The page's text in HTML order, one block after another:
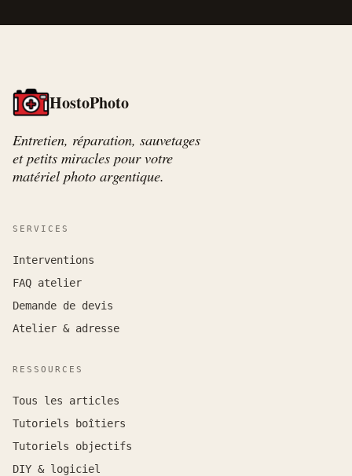
HostoPhoto
Entretien, réparation, sauvetages
et petits miracles pour votre
matériel photo argentique.
SERVICES
Interventions
FAQ atelier
Demande de devis
Atelier & adresse
RESSOURCES
Tous les articles
Tutoriels boîtiers
Tutoriels objectifs
DIY & logiciel